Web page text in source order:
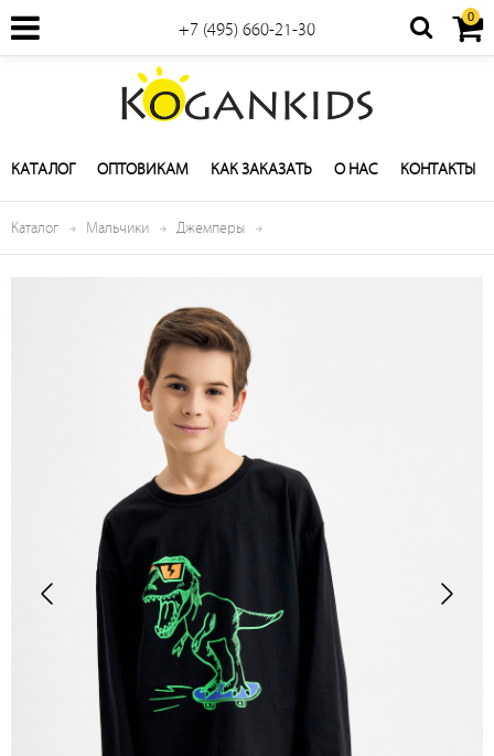
+7 (495) 660-21-30
0
КАТАЛОГ ОПТОВИКАМ КАК ЗАКАЗАТЬ О НАС КОНТАКТЫ
Каталог Мальчики Джемперы